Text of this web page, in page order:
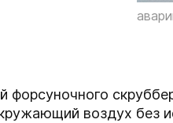
воздух без